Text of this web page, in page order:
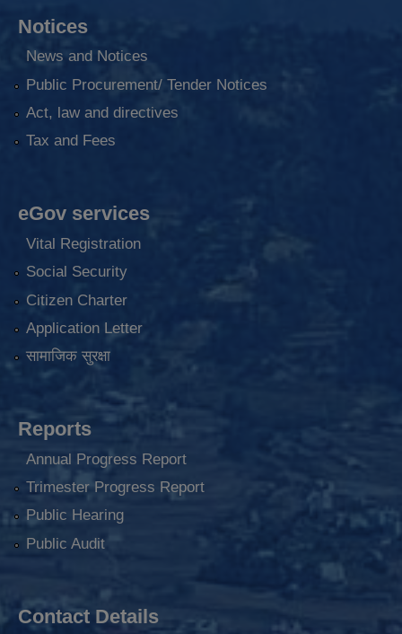
Notices
News and Notices
Public Procurement/ Tender Notices
Act, law and directives
Tax and Fees
eGov services
Vital Registration
Social Security
Citizen Charter
Application Letter
सामाजिक सुरक्षा
Reports
Annual Progress Report
Trimester Progress Report
Public Hearing
Public Audit
Contact Details